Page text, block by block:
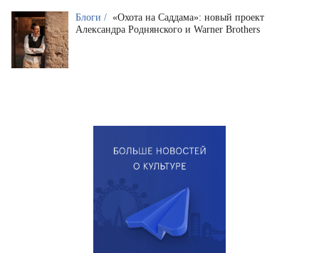
Блоги / «Охота на Саддама»: новый проект
Александра Роднянского и Warner Brothers